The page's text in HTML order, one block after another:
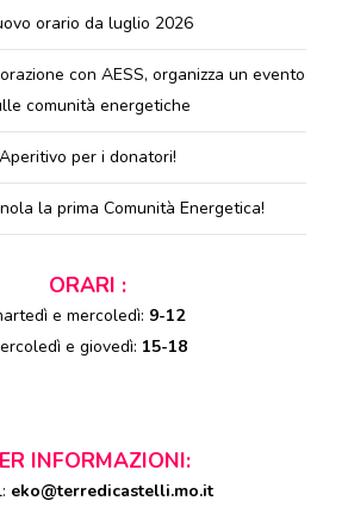
orario da luglio 2026
con AESS, organizza un evento
comunità energetiche
Aperitivo per i donatori!
la prima Comunità Energetica!
ORARI :
e mercoledì: 9-12
e giovedì: 15-18
INFORMAZIONI:
eko@terredicastelli.mo.it